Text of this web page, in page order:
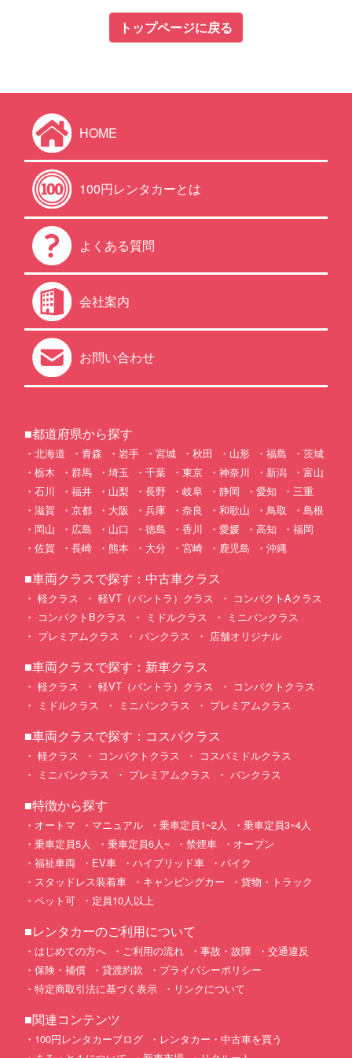
トップページに戻る
HOME
100円レンタカーとは
よくある質問
会社案内
お問い合わせ
■都道府県から探す
北海道 青森 岩手 宮城 秋田 山形 福島
茨城
栃木
群馬 埼玉 千葉 東京 神奈川 新潟
富山
石川
福井 山梨 長野 岐阜 静岡 愛知
三重
滋賀
京都 大阪 兵庫 奈良 和歌山 鳥取
島根
岡山
広島 山口 徳島 香川 愛媛 高知
福岡
佐賀
長崎 熊本 大分 宮崎 鹿児島 沖縄
■車両クラスで探す：中古車クラス
軽クラス 軽VT（バントラ）クラス
コンパクトAクラス
コンパクトBクラス
ミドルクラス
ミニバンクラス
プレミアムクラス
バンクラス 店舗オリジナル
■車両クラスで探す：新車クラス
軽クラス 軽VT（バントラ）クラス
コンパクトクラス
ミドルクラス
ミニバンクラス プレミアムクラス
■車両クラスで探す：コスパクラス
軽クラス コンパクトクラス
コスパミドルクラス
ミニバンクラス
プレミアムクラス バンクラス
■特徴から探す
オートマ マニュアル 乗車定員1~2人
乗車定員3~4人
乗車定員5人
乗車定員6人~ 禁煙車
オープン
福祉車両
EV車 ハイブリッド車
バイク
スタッドレス装着車
キャンピングカー
貨物・トラック
ペット可
定員10人以上
■レンタカーのご利用について
はじめての方へ ご利用の流れ 事故・故障
交通違反
保険・補償
貸渡約款
プライバシーポリシー
特定商取引法に基づく表示
リンクについて
■関連コンテンツ
100円レンタカーブログ
レンタカー・中古車を買う